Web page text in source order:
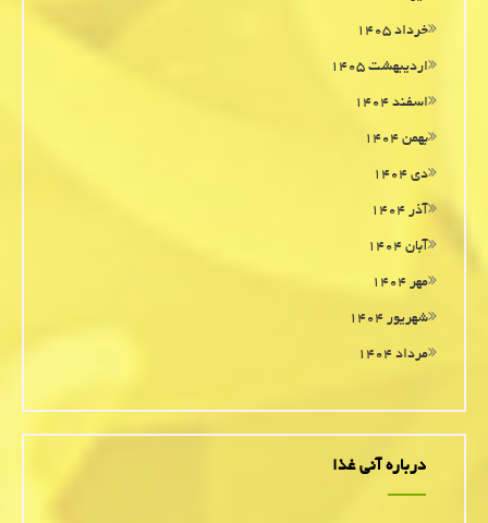
خرداد ۱۴۰۵
اردیبهشت ۱۴۰۵
اسفند ۱۴۰۴
بهمن ۱۴۰۴
دی ۱۴۰۴
آذر ۱۴۰۴
آبان ۱۴۰۴
مهر ۱۴۰۴
شهریور ۱۴۰۴
مرداد ۱۴۰۴
درباره آنی غذا